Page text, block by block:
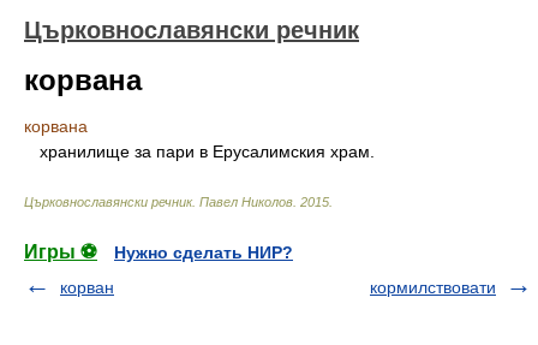
Църковнославянски речник
корвана
корвана
хранилище за пари в Ерусалимския храм.
Църковнославянски речник. Павел Николов 2015
Игры ⚽
Нужно сделать НИР?
корван
кормилствовати